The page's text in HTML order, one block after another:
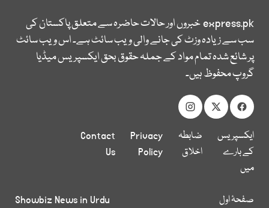
express.pkخبروں اور حالات حاضرہ سے متعلق پاکستان کی
سب سے زیادہ وزٹ کی جانے والی ویب سائٹ ہے۔ اس ویب سائٹ
پر شائع شدہ تمام مواد کے جملہ حقوق بحق ایکسپریس میڈیا
گروپ محفوظ ہیں۔
ایکسپریس
کے بارے
میں
ضابطہ
اخلاق
Privacy
Policy
Contact
Us
صفحۂ اول
Showbiz News in Urdu